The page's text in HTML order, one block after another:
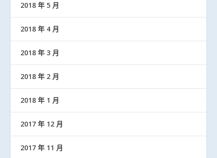
2018 年 5 月
2018 年 4 月
2018 年 3 月
2018 年 2 月
2018 年 1 月
2017 年 12 月
2017 年 11 月